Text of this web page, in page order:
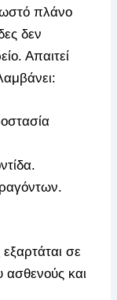
πλάνο
δεν
Απαιτεί
σε
και